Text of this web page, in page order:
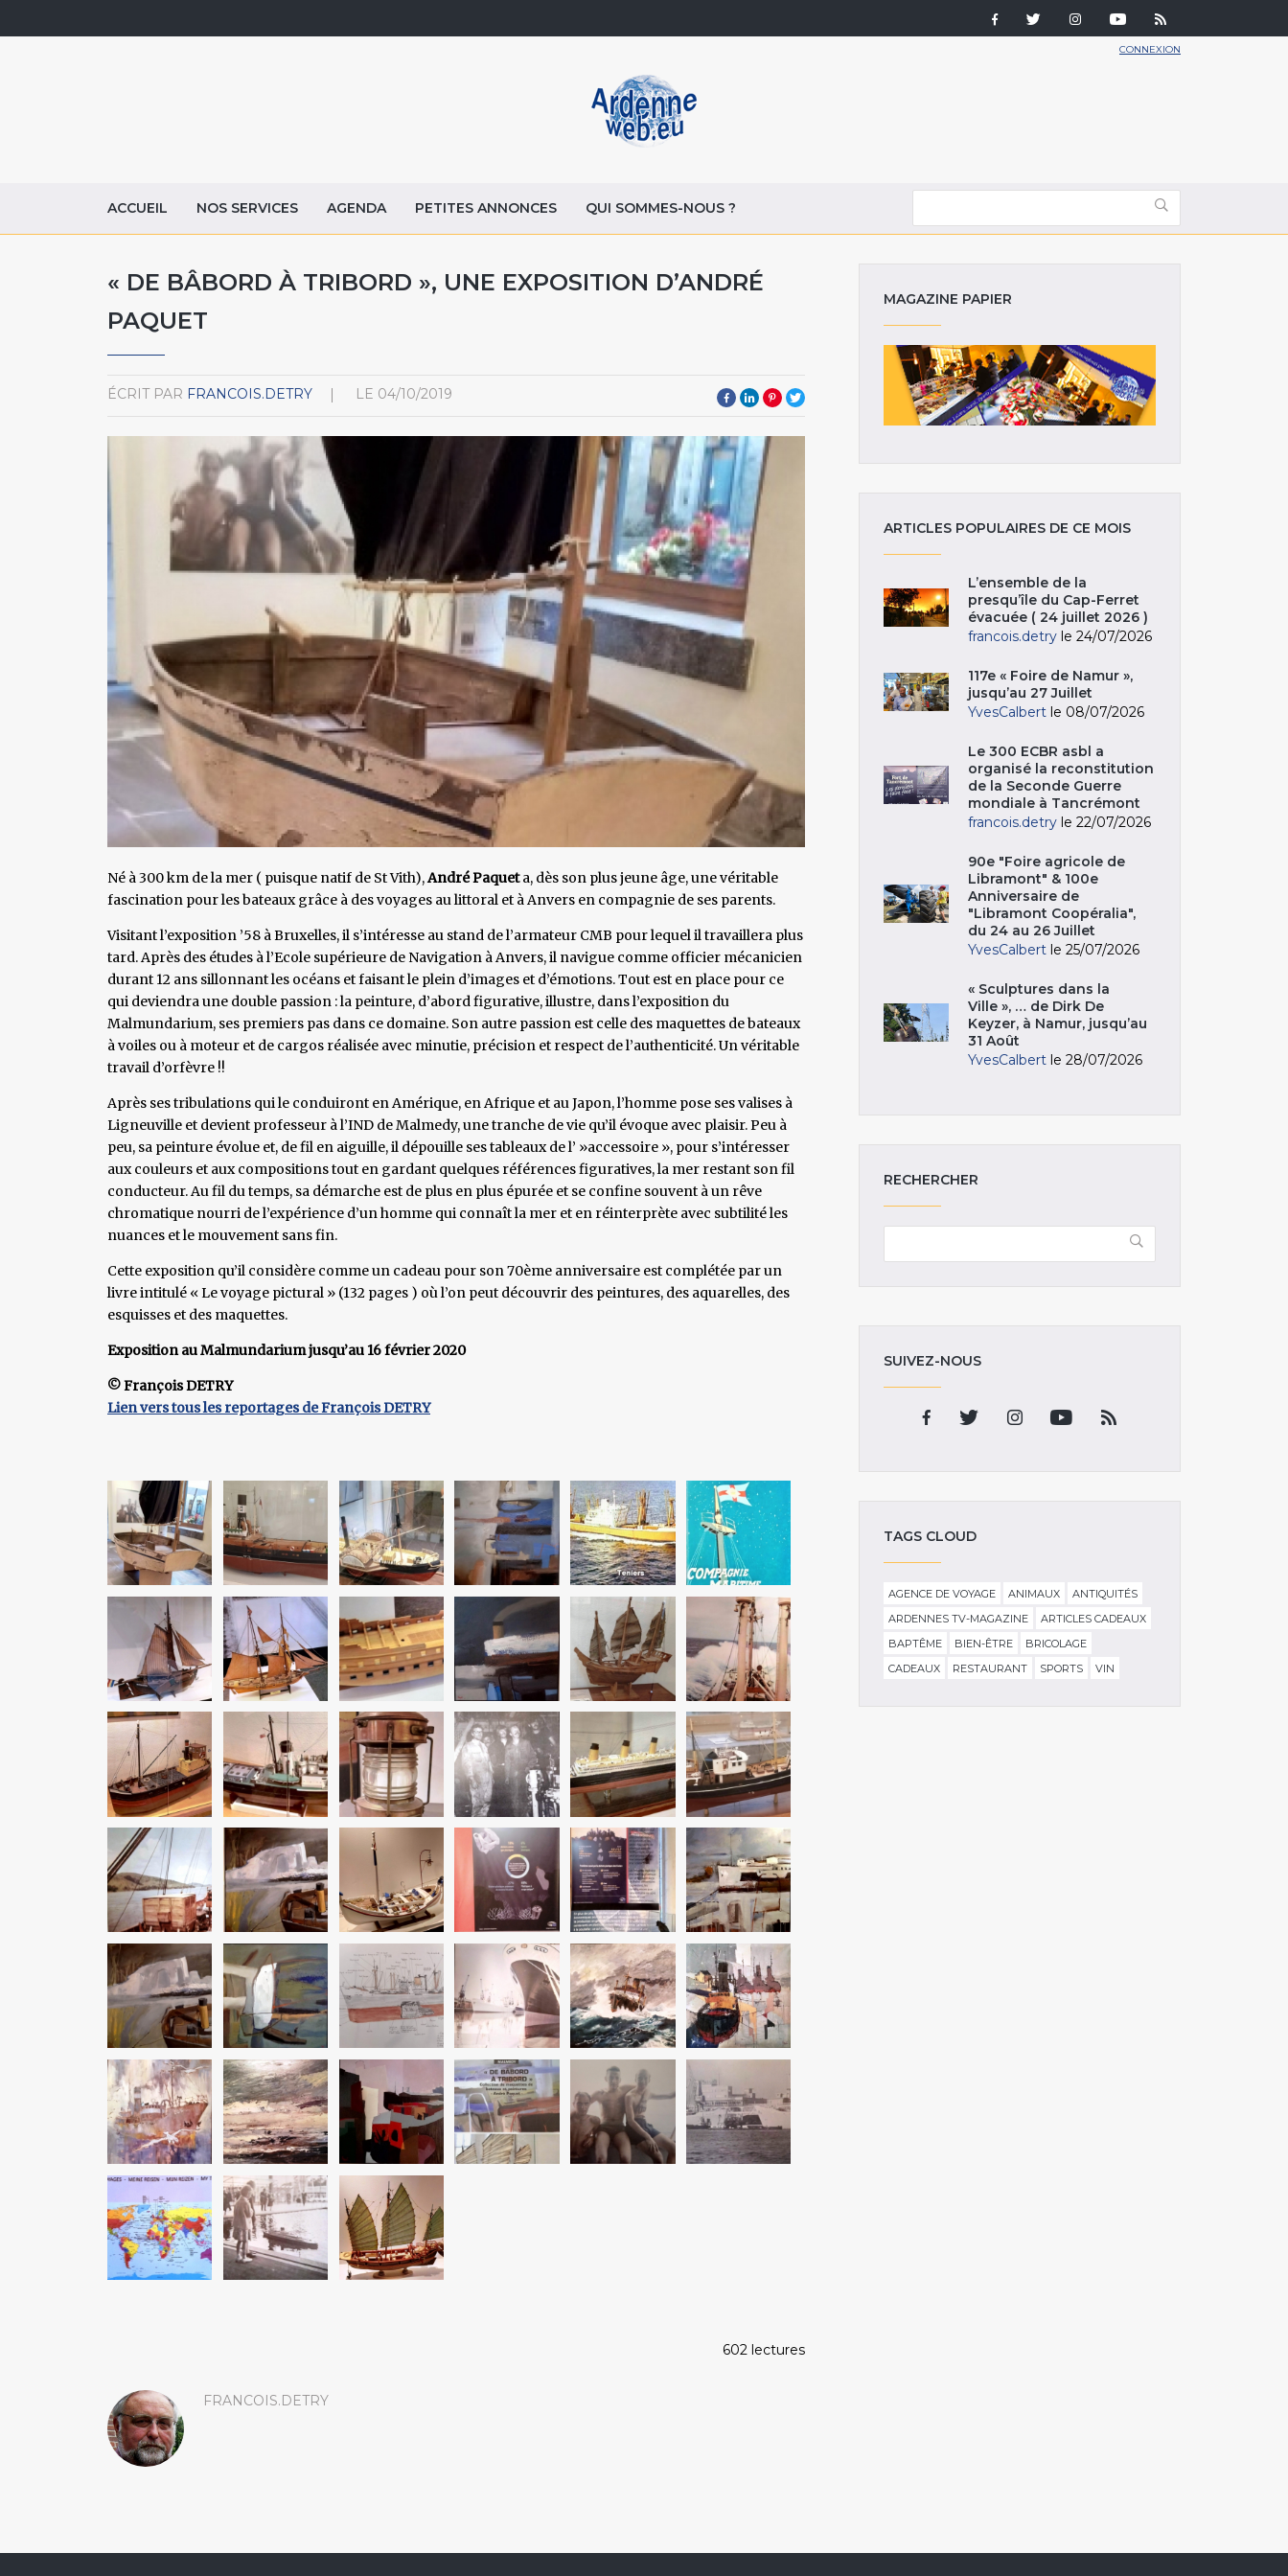
CONNEXION
ACCUEIL NOS SERVICES AGENDA PETITES ANNONCES QUI SOMMES-NOUS ?
« DE BÂBORD À TRIBORD », UNE EXPOSITION D’ANDRÉ
PAQUET
ÉCRIT PAR FRANCOIS.DETRY LE 04/10/2019
Né à 300 km de la mer ( puisque natif de St Vith),André Paqueta, dès son plus jeune âge, une véritable
fascination pour les bateaux grâce à des voyages au littoral et à Anvers en compagnie de ses parents.
Visitant l’exposition ’58 à Bruxelles, il s’intéresse au stand de l’armateur CMB pour lequel il travaillera plus
tard. Après des études à l’Ecole supérieure de Navigation à Anvers, il navigue comme officier mécanicien
durant 12 ans sillonnant les océans et faisant le plein d’images et d’émotions. Tout est en place pour ce
qui deviendra une double passion : la peinture, d’abord figurative, illustre, dans l’exposition du
Malmundarium, ses premiers pas dans ce domaine. Son autre passion est celle des maquettes de bateaux
à voiles ou à moteur et de cargos réalisée avec minutie, précision et respect de l’authenticité. Un véritable
travail d’orfèvre !!
Après ses tribulations qui le conduiront en Amérique, en Afrique et au Japon, l’homme pose ses valises à
Ligneuville et devient professeur à l’IND de Malmedy, une tranche de vie qu’il évoque avec plaisir. Peu à
peu, sa peinture évolue et, de fil en aiguille, il dépouille ses tableaux de l’ »accessoire », pour s’intéresser
aux couleurs et aux compositions tout en gardant quelques références figuratives, la mer restant son fil
conducteur. Au fil du temps, sa démarche est de plus en plus épurée et se confine souvent à un rêve
chromatique nourri de l’expérience d’un homme qui connaît la mer et en réinterprète avec subtilité les
nuances et le mouvement sans fin.
Cette exposition qu’il considère comme un cadeau pour son 70ème anniversaire est complétée par un
livre intitulé « Le voyage pictural » (132 pages ) où l’on peut découvrir des peintures, des aquarelles, des
esquisses et des maquettes.
Exposition au Malmundarium jusqu’au 16 février 2020
© François DETRY
Lien vers tous les reportages de François DETRY
602 lectures
FRANCOIS.DETRY
MAGAZINE PAPIER
ARTICLES POPULAIRES DE CE MOIS
L’ensemble de la
presqu’île du Cap-Ferret
évacuée ( 24 juillet 2026 )
francois.detry le 24/07/2026
117e « Foire de Namur »,
jusqu’au 27 Juillet
YvesCalbert le 08/07/2026
Le 300 ECBR asbl a
organisé la reconstitution
de la Seconde Guerre
mondiale à Tancrémont
francois.detry le 22/07/2026
90e "Foire agricole de
Libramont" & 100e
Anniversaire de
"Libramont Coopéralia",
du 24 au 26 Juillet
YvesCalbert le 25/07/2026
« Sculptures dans la
Ville », … de Dirk De
Keyzer, à Namur, jusqu’au
31 Août
YvesCalbert le 28/07/2026
RECHERCHER
SUIVEZ-NOUS
TAGS CLOUD
AGENCE DE VOYAGE ANIMAUX
ANTIQUITÉS
ARDENNES TV-MAGAZINE
ARTICLES CADEAUX
BAPTÊME
BIEN-ÊTRE
BRICOLAGE
CADEAUX
RESTAURANT SPORTS VIN